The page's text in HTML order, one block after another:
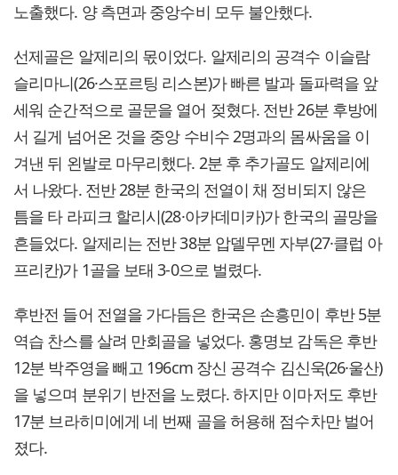
노출했다. 양 측면과 중앙수비 모두 불안했다.
선제골은 알제리의 몫이었다. 알제리의 공격수 이슬람
슬리마니(26·스포르팅 리스본)가 빠른 발과 돌파력을 앞
세워 순간적으로 골문을 열어 젖혔다. 전반 26분 후방에
서 길게 넘어온 것을 중앙 수비수 2명과의 몸싸움을 이
겨낸 뒤 왼발로 마무리했다. 2분 후 추가골도 알제리에
서 나왔다. 전반 28분 한국의 전열이 채 정비되지 않은
틈을 타 라피크 할리시(28·아카데미카)가 한국의 골망을
흔들었다. 알제리는 전반 38분 압델무멘 자부(27·클럽 아
프리칸)가 1골을 보태 3-0으로 벌렸다.
후반전 들어 전열을 가다듬은 한국은 손흥민이 후반 5분
역습 찬스를 살려 만회골을 넣었다. 홍명보 감독은 후반
12분 박주영을 빼고 196cm 장신 공격수 김신욱(26·울산)
을 넣으며 분위기 반전을 노렸다. 하지만 이마저도 후반
17분 브라히미에게 네 번째 골을 허용해 점수차만 벌어
졌다.